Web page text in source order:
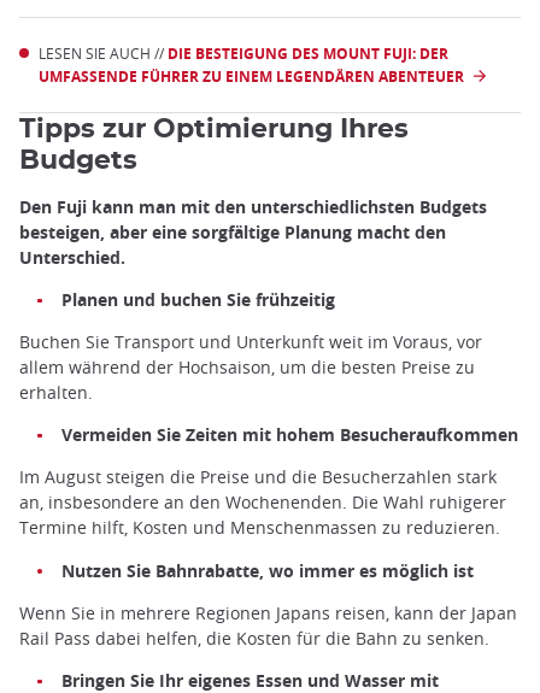
LESEN SIE AUCH // DIE BESTEIGUNG DES MOUNT FUJI: DER
UMFASSENDE FÜHRER ZU EINEM LEGENDÄREN ABENTEUER
Tipps zur Optimierung Ihres
Budgets
Den Fuji kann man mit den unterschiedlichsten Budgets
besteigen, aber eine sorgfältige Planung macht den
Unterschied.
Planen und buchen Sie frühzeitig
Buchen Sie Transport und Unterkunft weit im Voraus, vor
allem während der Hochsaison, um die besten Preise zu
erhalten.
Vermeiden Sie Zeiten mit hohem Besucheraufkommen
Im August steigen die Preise und die Besucherzahlen stark
an, insbesondere an den Wochenenden. Die Wahl ruhigerer
Termine hilft, Kosten und Menschenmassen zu reduzieren.
Nutzen Sie Bahnrabatte, wo immer es möglich ist
Wenn Sie in mehrere Regionen Japans reisen, kann der Japan
Rail Pass dabei helfen, die Kosten für die Bahn zu senken.
Bringen Sie Ihr eigenes Essen und Wasser mit